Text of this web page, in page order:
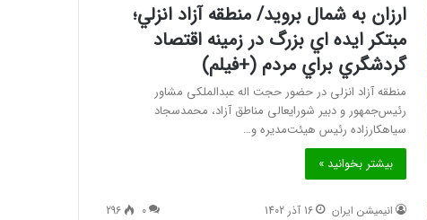
ارزان به شمال برويد/ منطقه آزاد انزلي؛
مبتكر ايده اي بزرگ در زمينه اقتصاد
گردشگري براي مردم (+فیلم)
منطقه آزاد انزلی در حضور حجت اله عبدالملکی مشاور
رئیس‌جمهور و دبیر شورایعالی مناطق آزاد، محمدسجاد
سیاهکارزاده رئیس هیئت‌مدیره و…
بیشتر بخوانید »
انیمیشن ایران 16 آذر 1402 0
296